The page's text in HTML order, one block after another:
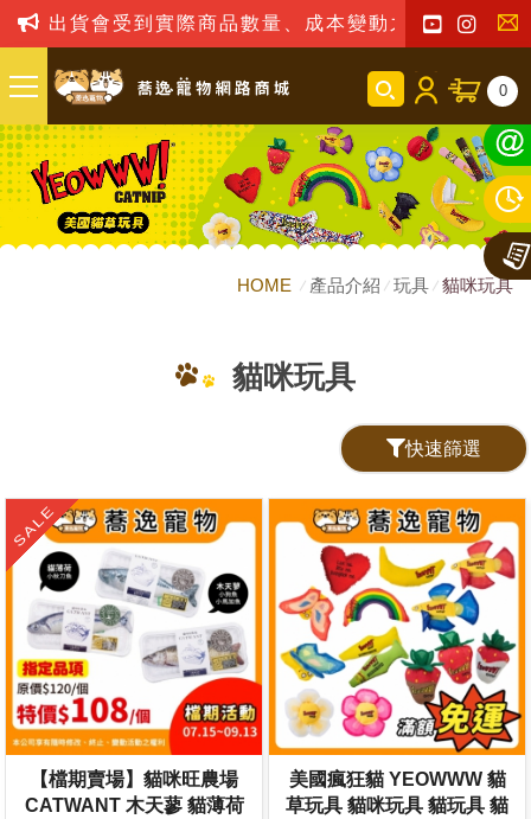
會受到實際商品數量、成本變動之影響，我司保留訂
聯
我
們
0
HOME 產品介紹 玩具 貓咪玩具
貓咪玩具
快速篩選
【檔期賣場】貓咪旺農場
CATWANT 木天蓼 貓薄荷
美國瘋狂貓 YEOWWW 貓
草玩具 貓咪玩具 貓玩具 貓